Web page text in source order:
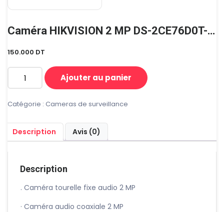
Caméra HIKVISION 2 MP DS-2CE76D0T-ITMFS
150.000 DT
quantité
Caméra
2
MP
DS-
ITMFS
Ajouter au panier
Catégorie : Cameras de surveillance
Description Avis (0)
Description
. Caméra tourelle fixe audio 2 MP
· Caméra audio coaxiale 2 MP